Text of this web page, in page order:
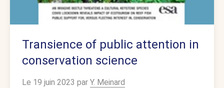
Transience of public attention in
conservation science
Le 19 juin 2023 par Y. Meinard